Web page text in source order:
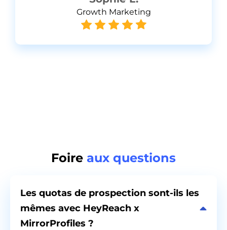
Growth Marketing
Foire aux questions
Les quotas de prospection sont-ils les
mêmes avec HeyReach x
MirrorProfiles ?